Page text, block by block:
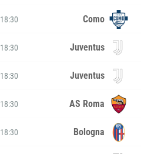
18:30 Como
18:30 Juventus
18:30 Juventus
18:30 AS Roma
18:30 Bologna